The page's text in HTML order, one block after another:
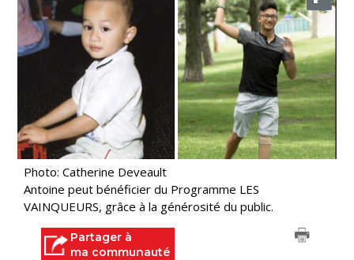
Photo: Catherine Deveault
Antoine peut bénéficier du Programme LES
VAINQUEURS, grâce à la générosité du public.
Partager à
ma communauté